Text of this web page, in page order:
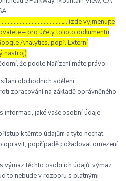
(zde vyjmenujte
– pro účely tohoto dokumentu
Analytics, popř. Externí
nástroj)
že podle Nařízení máte právo:
obchodních sdělení,
zpracování na základě oprávněného
informaci, jaké vaše osobní údaje
k těmto údajům a tyto nechat
opravit, popřípadě požadovat omezení
výmaz těchto osobních údajů, výmaz
to nebude v rozporu s platnými